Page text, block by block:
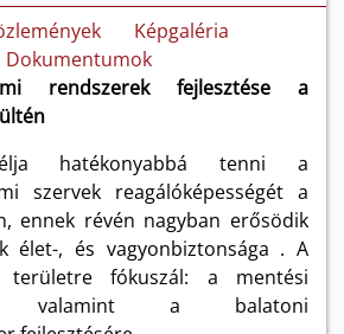
Képgaléria
Dokumentumok
rendszerek fejlesztése a
hatékonyabbá tenni a
szervek reagálóképességét a
ennek révén nagyban erősödik
élet-, és vagyonbiztonsága . A
fókuszál: a mentési
valamint a balatoni